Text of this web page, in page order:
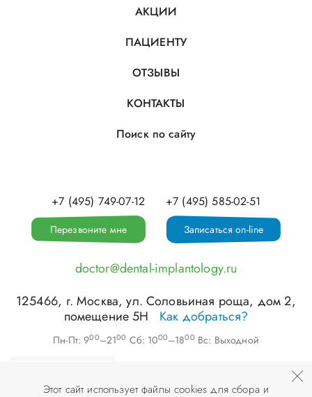
АКЦИИ
ПАЦИЕНТУ
ОТЗЫВЫ
КОНТАКТЫ
Поиск по сайту
+7 (495) 749-07-12 +7 (495) 585-02-51
Перезвоните мне Записаться on-line
doctor@dental-implantology.ru
125466, г.Москва,ул. Соловьиная роща, дом 2,
помещение 5Н
Как добраться?
Пн-Пт: 900–2100 Сб: 1000–1800 Вс: Выходной
Этот сайт использует файлы cookies для сбора и